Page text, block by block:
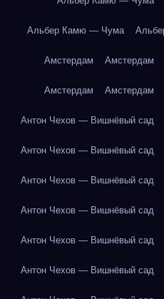
Альбер Камю — Чума
Амстердам Амстердам
Амстердам Амстердам
Антон Чехов — Вишнёвый сад
Антон Чехов — Вишнёвый сад
Антон Чехов — Вишнёвый сад
Антон Чехов — Вишнёвый сад
Антон Чехов — Вишнёвый сад
Антон Чехов — Вишнёвый сад